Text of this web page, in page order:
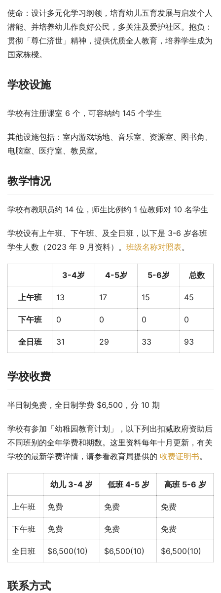
使命：设计多元化学习纲领，培育幼儿五育发展与启发个人
潜能、并培养幼儿作良好公民，多关注及爱护社区。抱负：
贯彻「尊仁济世」精神，提供优质全人教育，培养学生成为
国家栋樑。
学校设施
学校有注册课室 6 个，可容纳约 145 个学生
其他设施包括：室内游戏场地、音乐室、资源室、图书角、
电脑室、医疗室、教员室。
教学情况
学校有教职员约 14 位，师生比例约 1 位教师对 10 名学生
学校设有上午班、下午班、及全日班，以下是 3-6 岁各班
学生人数（2023 年 9 月资料）。 班级名称对照表。
3-4岁 4-5岁 5-6岁 总数
上午班 13 17 15 45
下午班 0 0 0 0
全日班 31 29 33 93
学校收费
半日制免费，全日制学费 $6,500，分 10 期
学校有参加「幼稚园教育计划」，以下列出扣减政府资助后
不同班别的全年学费和期数。这里资料每年十月更新，有关
学校的最新学费详情，请参看教育局提供的 收费证明书。
幼儿 3-4 岁 低班 4-5 岁 高班 5-6 岁
上午班 免费 免费 免费
下午班 免费 免费 免费
全日班 $6,500(10) $6,500(10) $6,500(10)
联系方式